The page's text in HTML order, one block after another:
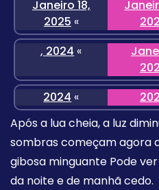
Janeiro 18,
2025 «
, 2024 «
2024 «
Após a lua cheia, a luz
sombras começam agora
gibosa minguante Pode
da noite e de manhã cedo.